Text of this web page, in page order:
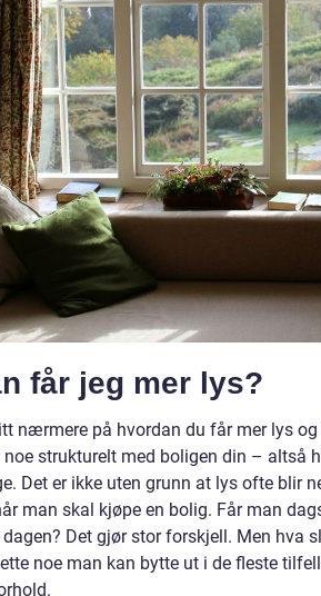
får jeg mer lys?
nærmere på hvordan du får mer lys
strukturelt med boligen din – altså
Det er ikke uten grunn at lys ofte blir
man skal kjøpe en bolig. Får man
Det gjør stor forskjell. Men hva
noe man kan bytte ut i de fleste